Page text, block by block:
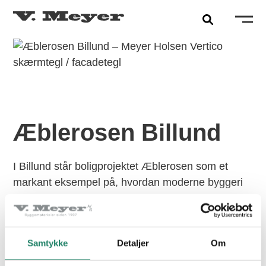
Samtykke Detaljer Om
PRODUKTER
Tegltagsten
Facadetegl
Æblerosen Billund
I Billund står boligprojektet Æblerosen som et
markant eksempel på, hvordan moderne byggeri
Her er der valgt Vertico facade tegl i farven Brown
Red#200 (overflade), en nuance der spiller smukt
sammen med omgivelserne og giver byggeriet et